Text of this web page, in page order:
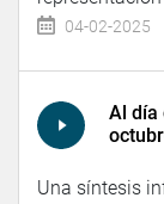
04-02-2025
Al día
Una síntesis